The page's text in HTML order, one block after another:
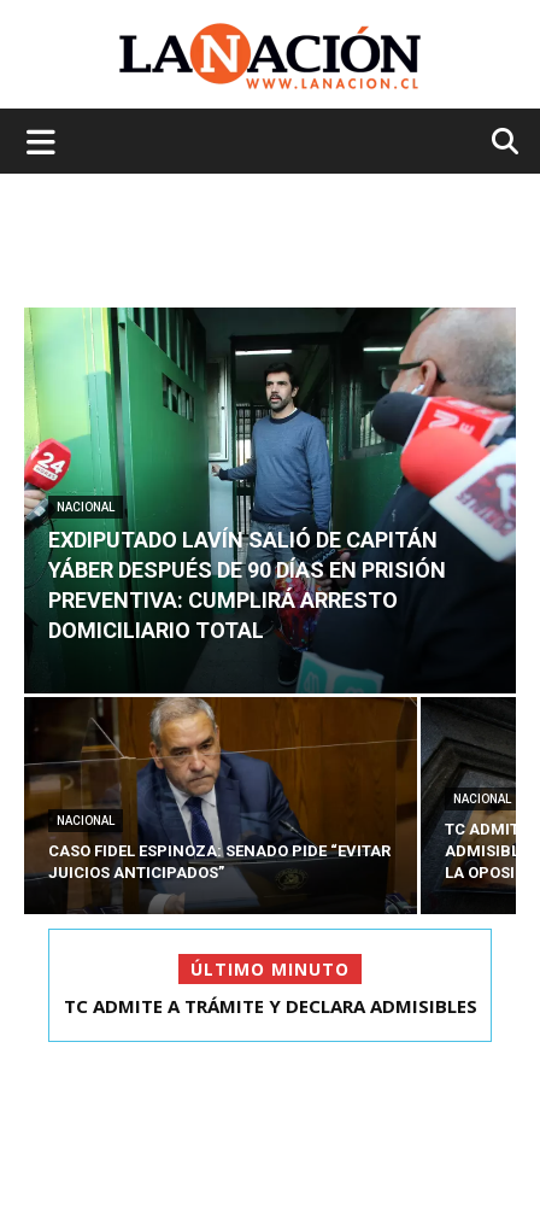
NACIONAL
EXDIPUTADO LAVÍN SALIÓ DE CAPITÁN
YÁBER DESPUÉS DE 90 DÍAS EN PRISIÓN
PREVENTIVA: CUMPLIRÁ ARRESTO
DOMICILIARIO TOTAL
NACIONAL
CASO FIDEL ESPINOZA: SENADO PIDE “EVITAR
JUICIOS ANTICIPADOS”
NACIONAL
TC ADMITE
ADMISIBLES
LA
ÚLTIMO MINUTO
EXDIPUTADO LAVÍN SALIÓ DE CAPITÁN YÁBER
TC ADMITE A TRÁMITE Y DECLARA ADMISIBLES